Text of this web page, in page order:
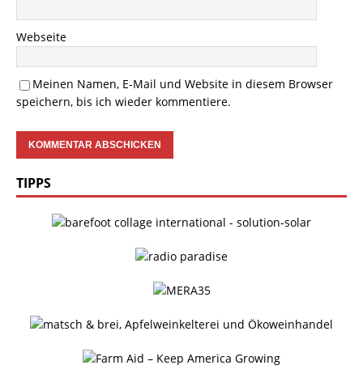
Webseite
Meinen Namen, E-Mail und Website in diesem Browser
speichern, bis ich wieder kommentiere.
TIPPS